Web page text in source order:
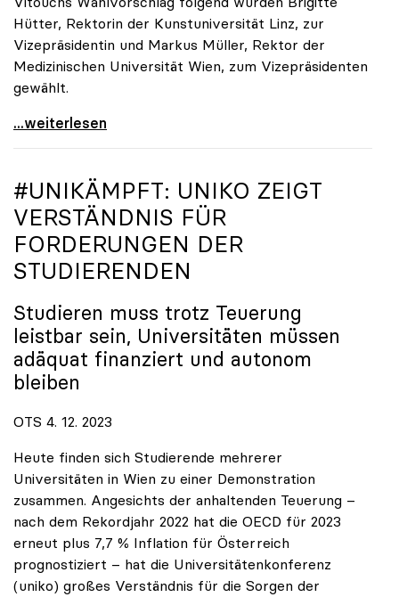
Hütter, Rektorin der Kunstuniversität Linz, zur
Vizepräsidentin und Markus Müller, Rektor der
Medizinischen Universität Wien, zum Vizepräsidenten
gewählt.
Universitäten: Oliver Vitouch einstimmig zum
...weiterlesen
#UNIKÄMPFT: UNIKO ZEIGT
VERSTÄNDNIS FÜR
FORDERUNGEN DER
STUDIERENDEN
Studieren muss trotz Teuerung
leistbar sein, Universitäten müssen
adäquat finanziert und autonom
bleiben
OTS 4. 12. 2023
Heute finden sich Studierende mehrerer
Universitäten in Wien zu einer Demonstration
zusammen. Angesichts der anhaltenden Teuerung –
nach dem Rekordjahr 2022 hat die OECD für 2023
erneut plus 7,7 % Inflation für Österreich
prognostiziert – hat die Universitätenkonferenz
(uniko) großes Verständnis für die Sorgen der